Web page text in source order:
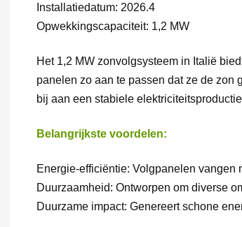
Installatiedatum: 2026.4
Opwekkingscapaciteit: 1,2 MW
Het 1,2 MW zonvolgsysteem in Italië
panelen zo aan te passen dat ze de zon
bij aan een stabiele
Belangrijkste voordelen:
Energie-efficiëntie: Volgpanelen vangen
Duurzaamheid: Ontworpen om diverse
Duurzame impact: Genereert schone